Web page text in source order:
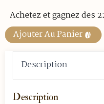
Achetez et gagnez des
Ajouter Au Panier
Description